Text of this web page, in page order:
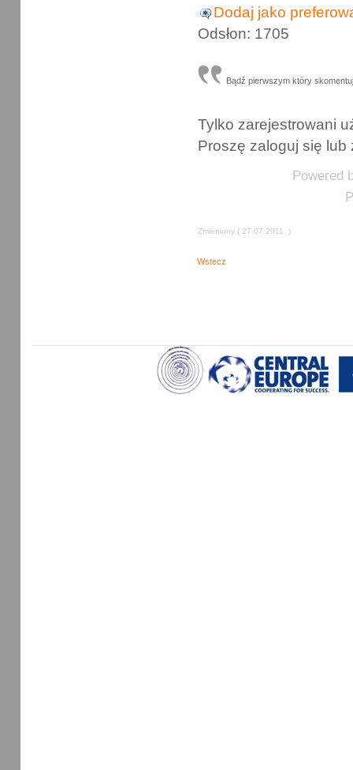
Dodaj jako
Odsłon: 1705
Bądź pierwszym który
Tylko zarejestrowani
Proszę zaloguj się lub
Powered
Zmieniony ( 27.07.2011. )
Wstecz